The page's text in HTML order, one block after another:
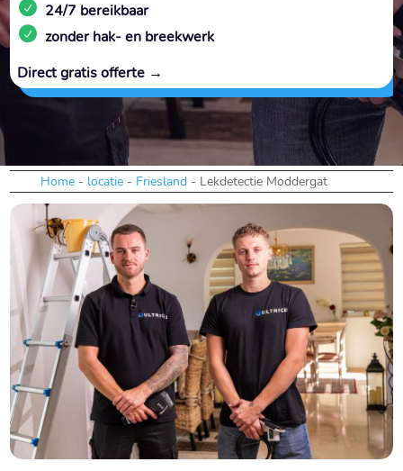
24/7 bereikbaar
zonder hak- en breekwerk
Direct gratis offerte →
Home- locatie- Friesland - Lekdetectie Moddergat